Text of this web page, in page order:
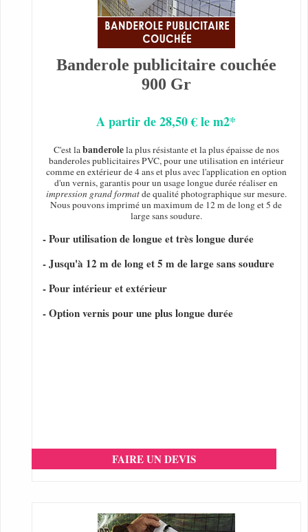
Banderole publicitaire couchée
900 Gr
A partir de 28,50 € le m2*
C'est labanderolela plus résistante et la plus épaisse de nos
banderoles publicitaires PVC, pour une utilisation en intérieur
comme en extérieur de 4 ans et plus avec l'application en option
d'un vernis, garantis pour un usage longue durée réaliser en
impression grand formatde qualité photographique sur mesure.
Nous pouvons imprimé un maximum de 12 m de long et 5 de
large sans soudure.
- Pour utilisation de longue et très longue durée
- Jusqu'à 12 m de long et 5 m de large sans soudure
- Pour intérieur et extérieur
- Option vernis pour une plus longue durée
FAIRE UN DEVIS